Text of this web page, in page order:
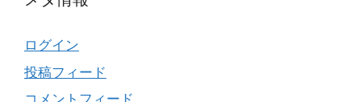
ログイン
投稿フィード
コメントフィード